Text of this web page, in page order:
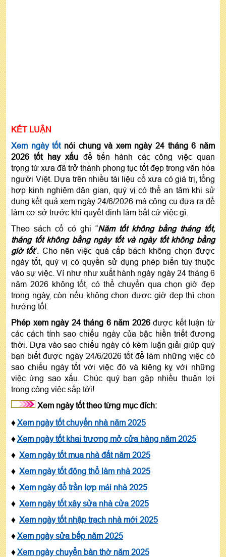
KẾT LUẬN
Xem ngày tốtnói chung và xem ngày 24 tháng 6 năm
2026 tốt hay xấu để tiến hành các công việc quan
trọng từ xưa đã trở thành phong tục tốt đẹp trong văn hóa
người Việt. Dựa trên nhiều tài liệu cổ xưa có giá trị, tổng
hợp kinh nghiệm dân gian, quý vị có thể an tâm khi sử
dụng kết quả xem ngày 24/6/2026 mà công cụ đưa ra để
làm cơ sở trước khi quyết định làm bất cứ việc gì.
Theo sách cổ có ghi “Năm tốt không bằng tháng tốt,
tháng tốt không bằng ngày tốt và ngày tốt không bằng
giờ tốt”. Cho nên việc quá cấp bách không chọn được
ngày tốt, quý vị có quyền sử dụng phép biến tùy thuộc
vào sự việc. Ví như như xuất hành ngày ngày 24 tháng 6
năm 2026 không tốt, có thể chuyển qua chọn giờ đẹp
trong ngày, còn nếu không chọn được giờ đẹp thì chọn
hướng tốt.
Phép xem ngày 24 tháng 6 năm 2026được kết luận từ
các cách tính sao chiếu ngày của bậc hiền triết đương
thời. Dựa vào sao chiếu ngày có kèm luận giải giúp quý
bạn biết được ngày 24/6/2026 tốt để làm những việc có
sao chiếu ngày tốt với việc đó và kiêng kỵ với những
việc ứng sao xấu. Chúc quý bạn gặp nhiều thuận lợi
trong công việc sắp tới!
Xem ngày tốt theo từng mục đích:
♦Xem ngày tốt chuyển nhà năm 2025
♦Xem ngày tốt khai trương mở cửa hàng năm 2025
♦ Xem ngày tốt mua nhà đất năm 2025
♦ Xem ngày tốt động thổ làm nhà 2025
♦ Xem ngày đổ trần lợp mái nhà 2025
♦ Xem ngày tốt xây sửa nhà cửa 2025
♦ Xem ngày tốt nhập trạch nhà mới 2025
♦Xem ngày sửa bếp năm 2025
♦Xem ngày chuyển bàn thờ năm 2025